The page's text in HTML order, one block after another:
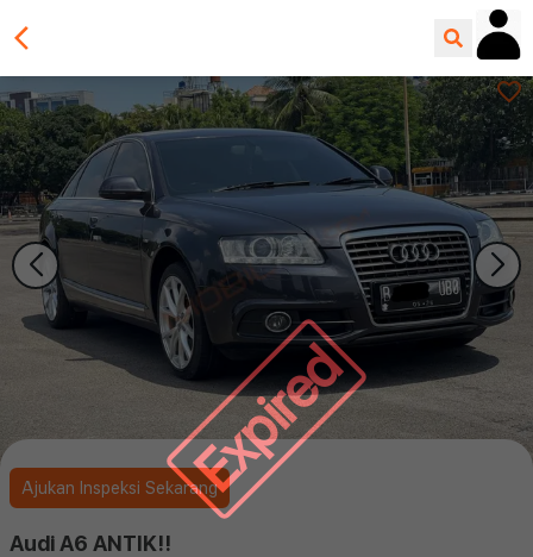
Expired
Ajukan Inspeksi Sekarang
Audi A6 ANTIK!!